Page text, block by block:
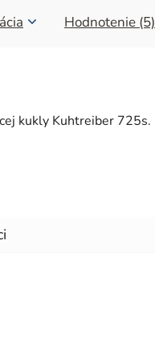
Hodnotenie (5)
kukly Kuhtreiber 725s.